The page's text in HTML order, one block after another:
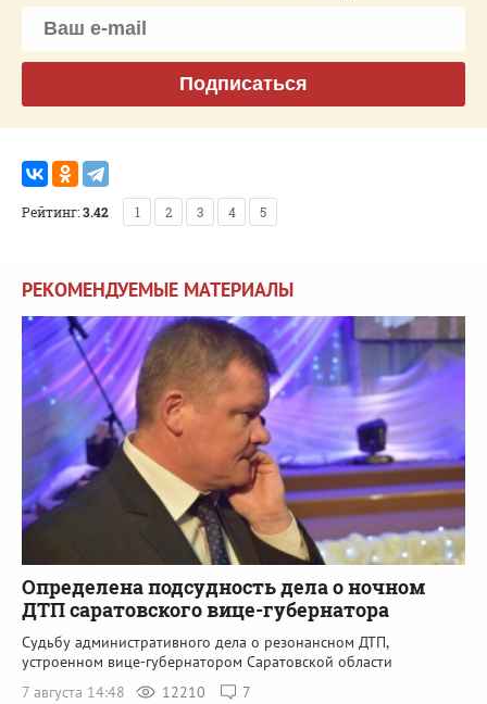
Подписаться
Рейтинг:3.42 1 2 3 4 5
РЕКОМЕНДУЕМЫЕ МАТЕРИАЛЫ
Определена подсудность дела о ночном
ДТП саратовского вице-губернатора
Судьбу административного дела о резонансном ДТП,
устроенном вице-губернатором Саратовской области
7 августа 14:48
12210 7